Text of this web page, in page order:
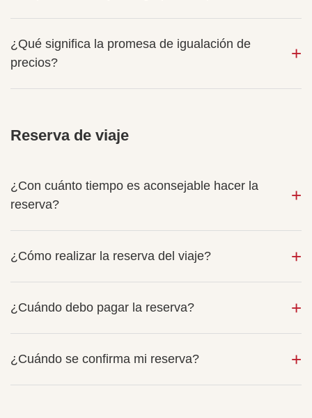
¿Qué significa la promesa de igualación de
precios?
Reserva de viaje
¿Con cuánto tiempo es aconsejable hacer la
reserva?
¿Cómo realizar la reserva del viaje?
¿Cuándo debo pagar la reserva?
¿Cuándo se confirma mi reserva?